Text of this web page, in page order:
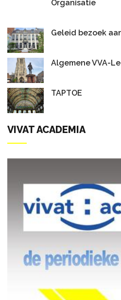
Organisatie
Geleid bezoek
Algemene VVA-
TAPTOE
VIVAT ACADEMIA